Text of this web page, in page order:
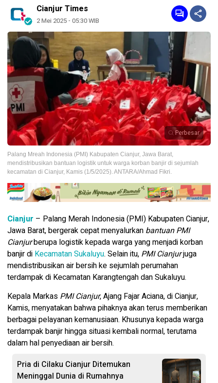
Cianjur Times
2 Mei 2025 - 05:30 WIB
Perbesar
Palang Mreah Indonesia (PMI) Kabupaten Cianjur, Jawa Barat,
mendistribusikan bantuan logistik untuk warga korban banjir di sejumlah
kecamatan di Cianjur, Kamis (1/5/2025). ANTARA/Ahmad Fikri.
Cianjur – Palang Merah Indonesia (PMI) Kabupaten Cianjur,
Jawa Barat, bergerak cepat menyalurkan bantuan PMI
Cianjurberupa logistik kepada warga yang menjadi korban
banjir di Kecamatan Sukaluyu. Selain itu, PMI Cianjurjuga
mendistribusikan air bersih ke sejumlah perumahan
terdampak di Kecamatan Karangtengah dan Sukaluyu.
Kepala Markas PMI Cianjur, Ajang Fajar Aciana, di Cianjur,
Kamis, menyatakan bahwa pihaknya akan terus memberikan
berbagai pelayanan kemanusiaan. Khusunya kepada warga
terdampak banjir hingga situasi kembali normal, terutama
dalam hal penyediaan air bersih.
Pria di Cilaku Cianjur Ditemukan
Meninggal Dunia di Rumahnya